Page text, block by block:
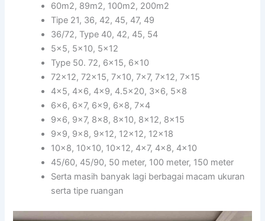
60m2, 89m2, 100m2, 200m2
Tipe 21, 36, 42, 45, 47, 49
36/72, Type 40, 42, 45, 54
5×5, 5×10, 5×12
Type 50. 72, 6×15, 6×10
72×12, 72×15, 7×10, 7×7, 7×12, 7×15
4×5, 4×6, 4×9, 4.5×20, 3×6, 5×8
6×6, 6×7, 6×9, 6×8, 7×4
9×6, 9×7, 8×8, 8×10, 8×12, 8×15
9×9, 9×8, 9×12, 12×12, 12×18
10×8, 10×10, 10×12, 4×7, 4×8, 4×10
45/60, 45/90, 50 meter, 100 meter, 150 meter
Serta masih banyak lagi berbagai macam ukuran
serta tipe ruangan